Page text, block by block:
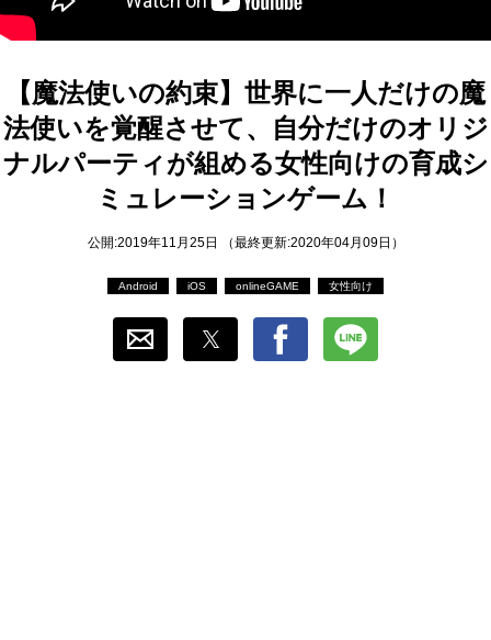
おすすめ
ゲーム自動化
【魔法使いの約束】世界に一人だけの魔
法使いを覚醒させて、自分だけのオリジ
ナルパーティが組める女性向けの育成シ
ミュレーションゲーム！
公開:2019年11月25日 （最終更新:2020年04月09日）
Android iOS onlineGAME 女性向け